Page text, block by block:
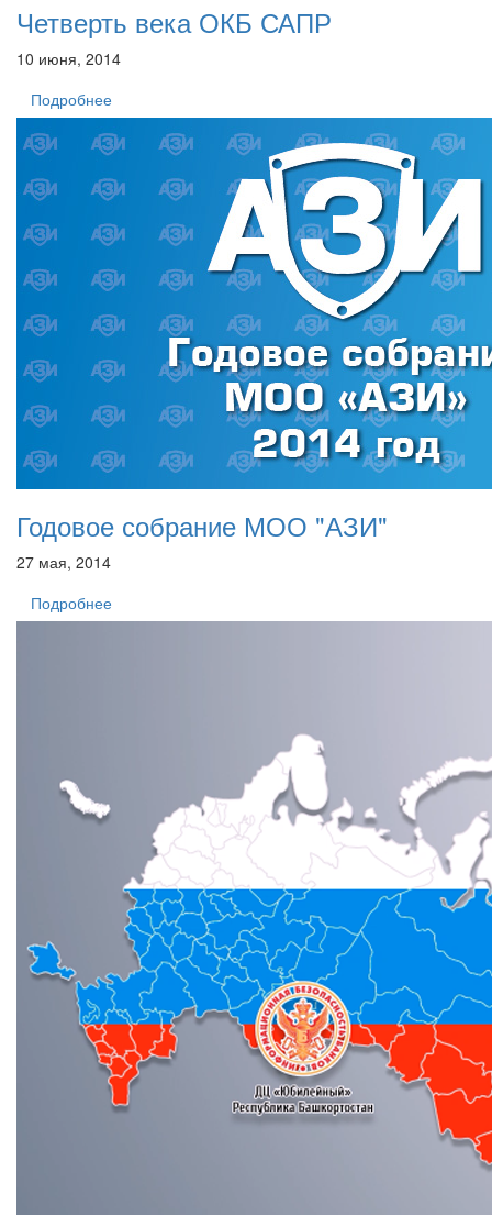
Четверть века ОКБ САПР
10 июня, 2014
Подробнее
Годовое собрание МОО "АЗИ"
27 мая, 2014
Подробнее